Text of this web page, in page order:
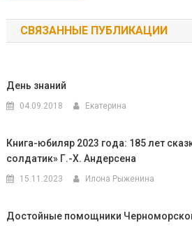
по
записям
СВЯЗАННЫЕ ПУБЛИКАЦИИ
День знаний
04.09.2018 Екатерина
Книга-юбиляр 2023 года: 185 лет
солдатик» Г.-Х. Андерсена
15.11.2023 Илона Рыженина
Достойные помощники